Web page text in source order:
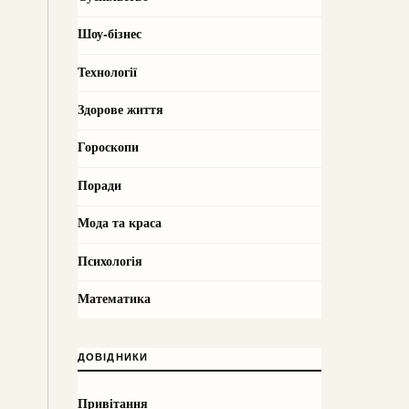
Шоу-бізнес
Технології
Здорове життя
Гороскопи
Поради
Мода та краса
Психологія
Математика
ДОВІДНИКИ
Привітання